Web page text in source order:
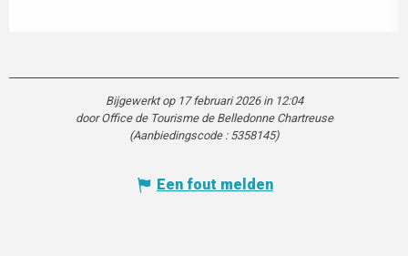
Bijgewerkt op 17 februari 2026 in 12:04
door Office de Tourisme de Belledonne Chartreuse
(Aanbiedingscode : 5358145)
Een fout melden